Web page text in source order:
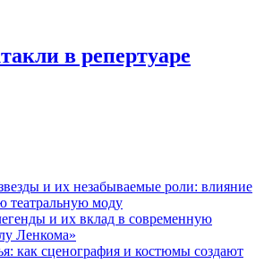
в репертуаре
и их незабываемые роли: влияние
театральную моду
и их вклад в современную
Ленкома»
как сценография и костюмы создают